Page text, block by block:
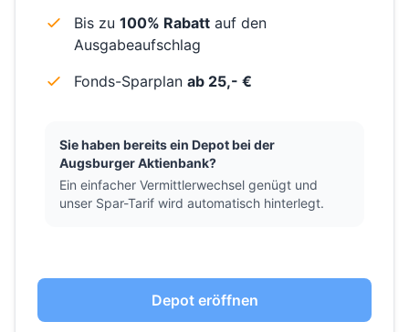
Bis zu 100% Rabatt auf den
Ausgabeaufschlag
Fonds-Sparplan ab 25,- €
Sie haben bereits ein Depot bei der
Augsburger Aktienbank?
Ein einfacher Vermittlerwechsel genügt und
unser Spar-Tarif wird automatisch hinterlegt.
Depot eröffnen